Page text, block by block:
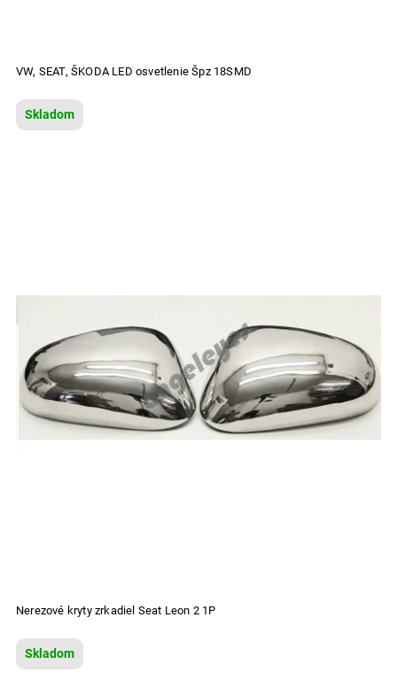
VW, SEAT, ŠKODA LED osvetlenie Špz 18SMD
Skladom
Nerezové kryty zrkadiel Seat Leon 2 1P
Skladom